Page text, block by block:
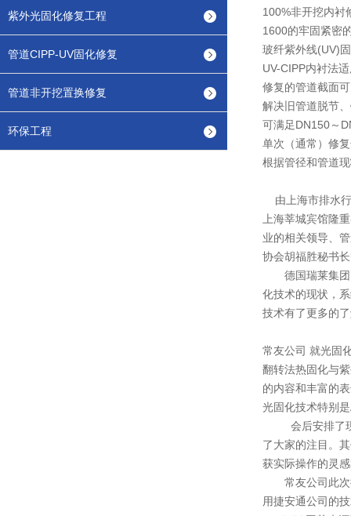
紫外光固化修复工程
管道CIPP-UV固化修复
管道非开挖置换修复
环保工程
100%非开挖内衬
1600的牢固紧密
玻纤紫外线(UV)
UV-CIPP内衬法
修复的管道截面
解决旧管道脱节
可满足DN150～
单次（通常）修
根据管径和管道
由上海市排水行
上海莘城宾馆隆
业的相关领导、
协会胡福胜秘书
德国瑞莱集团
化技术的现状，
技术有了更多的
常友公司 就光固
翻转法热固化与
的内容和丰富的
光固化技术特别
会后安排了现
了大家的注目。
获实际操作的灵
常友公司此次
用捷安通公司的